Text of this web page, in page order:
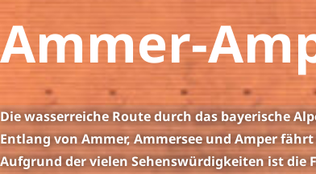
Ammer-
Die wasserreiche Route durch das bayerische
Entlang von Ammer, Ammersee und Amper
Aufgrund der vielen Sehenswürdigkeiten ist die